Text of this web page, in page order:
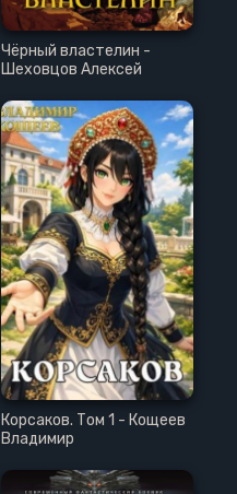
Чёрный властелин -
Шеховцов Алексей
Корсаков. Том 1 - Кощеев
Владимир